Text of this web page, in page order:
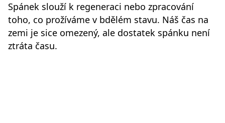
Spánek slouží k regeneraci nebo zpracování
toho, co prožíváme v bdělém stavu. Náš čas na
zemi je sice omezený, ale dostatek spánku není
ztráta času.